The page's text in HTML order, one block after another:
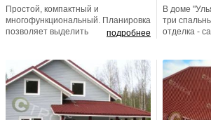
подробнее
Простой, компактный и
многофункциональный. Планировка
позволяет выделить
возможность обустройства в одной
из комнат хозчасти, санузла,
спальных комнат.
В доме
три
отделка -
строение
подарок